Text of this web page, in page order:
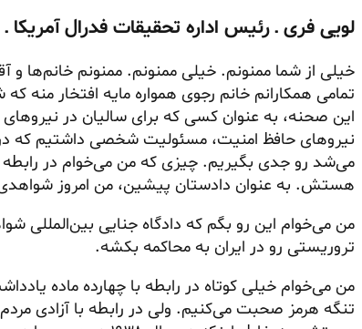
لویی فری ـ رئیس اداره تحقیقات فدرال آمریکا ـ اف. بی
خیلی از شما ممنونم. خیلی ممنونم. ممنونم خانم‌ها و
تمامی همکارانم خانم رجوی همواره مایه افتخار منه
این صحنه، به عنوان کسی که برای سالیان در
نیروهای حافظ امنیت، مسئولیت شخصی داشتیم که
می‌شد رو جدی بگیریم. چیزی که من می‌خوام در
هستش. به عنوان دادستان پیشین، من امروز
من می‌خوام این رو بگم که دادگاه جنایی بین‌المللی
تروریستی رو در ایران به محاکمه بکشه.
من می‌خوام خیلی کوتاه در رابطه با چهارده ماده
تنگه هرمز صحبت می‌کنیم. ولی در رابطه با آزادی